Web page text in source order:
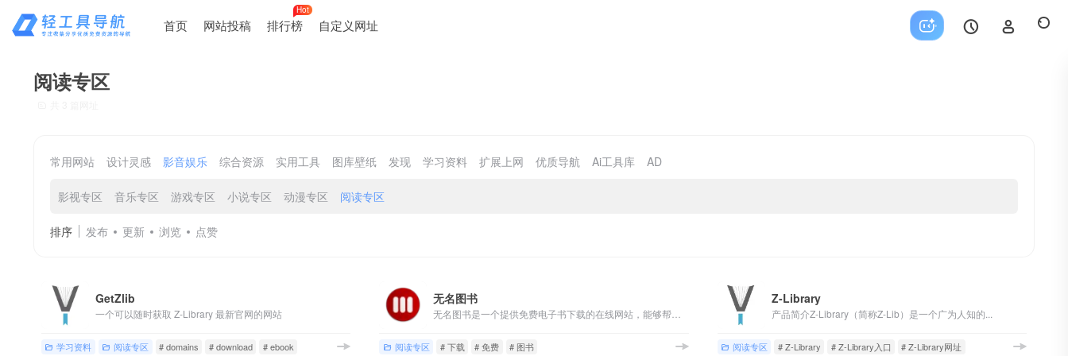
首页 网站投稿 排行榜
Hot
自定义网址
阅读专区
常用网站 设计灵感 影音娱乐 综合资源 实用工具 图库壁纸 发现 学习资料 扩展上网 优质导航 Ai工具库 AD
影视专区 音乐专区 游戏专区 小说专区 动漫专区 阅读专区
排序 发布 更新 浏览 点赞
GetZlib
一个可以随时获取 Z-Library 最新官网的网站
学习资料 阅读专区 # domains # download # ebook
无名图书
阅读专区 # 下载 # 免费 # 图书
Z-Library
产品简介Z-Library（简称Z-Lib）是一个广为人知的...
阅读专区 # Z-Library # Z-Library入口 # Z-Library网址